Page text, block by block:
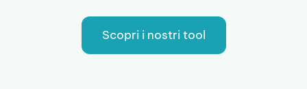
Scopri i nostri tool